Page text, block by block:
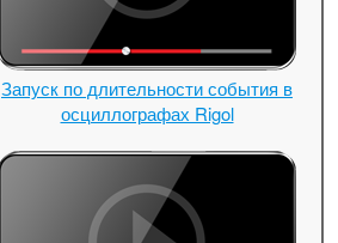
Запуск по длительности события в
осциллографах Rigol